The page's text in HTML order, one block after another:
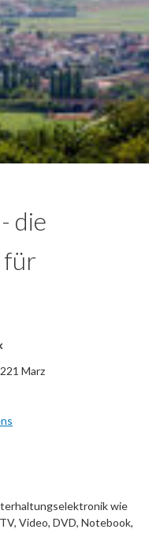
die
für
Marz
wie
Video, DVD, Notebook,